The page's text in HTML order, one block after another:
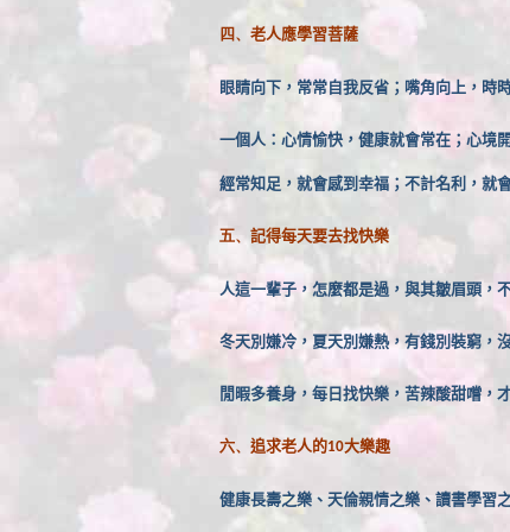
四、 老人應學習菩薩
眼睛向下，常常自我反省；嘴角向上，時
一個人：心情愉快，健康就會常在；心境
經常知足，就會感到幸福；不計名利，就
五、 記得每天要去找快樂
人這一輩子，怎麼都是過，與其皺眉頭，
冬天別嫌冷，夏天別嫌熱，有錢別裝窮，
閒暇多養身，每日找快樂，苦辣酸甜嚐，
六、 追求老人的10大樂趣
健康長壽之樂、天倫親情之樂、讀書學習